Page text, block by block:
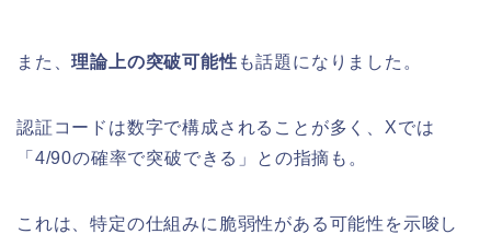
また、理論上の突破可能性 も話題になりました。
認証コードは数字で構成されることが多く、Xでは
「4/90の確率で突破できる」との指摘も。
これは、特定の仕組みに脆弱性がある可能性を示唆し